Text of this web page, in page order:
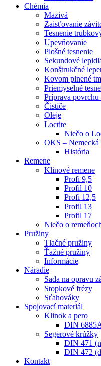
Chémia
Mazivá
Zaisťovanie
Tesnenie
Upevňovanie
Plošné tesnenie
Sekundové
Konštrukčné
Kovom plnené
Priemyselné
Príprava
Čističe
Oleje
Loctite
Niečo o
OKS – Nemecká
História
Remene
Klinové remene
Profi 9,5
Profil 10
Profi 12,5
Profil 13
Profil 17
Niečo o
Pružiny
Tlačné pružiny
Ťažné pružiny
Informácie
Náradie
Sada na opravu
Stopkové frézy
Sťahováky
Spojovací materiál
Klinok a pero
DIN
Segerové krúžky
DIN 471
DIN 472
Kontakt